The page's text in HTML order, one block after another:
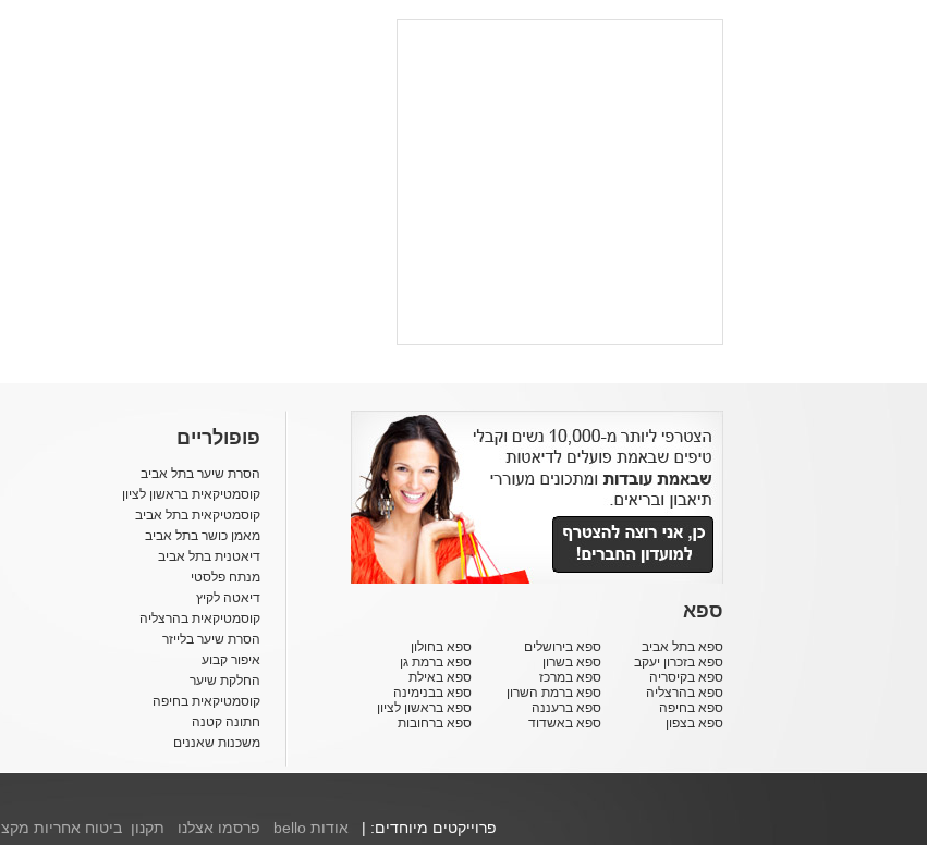
ספא
ספא בתל אביב
ספא בזכרון יעקב
ספא בקיסריה
ספא בהרצליה
ספא בחיפה
ספא בצפון
ספא בירושלים
ספא בשרון
ספא במרכז
ספא ברמת השרון
ספא ברעננה
ספא באשדוד
ספא בחולון
ספא ברמת גן
ספא באילת
ספא בבנימינה
ספא בראשון לציון
ספא ברחובות
פופולריים
הסרת שיער בתל אביב
קוסמטיקאית בראשון לציון
קוסמטיקאית בתל אביב
מאמן כושר בתל אביב
דיאטנית בתל אביב
מנתח פלסטי
דיאטה לקיץ
קוסמטיקאית בהרצליה
הסרת שיער בלייזר
איפור קבוע
החלקת שיער
קוסמטיקאית בחיפה
חתונה קטנה
משכנות שאננים
פרוייקטים מיוחדים: | אודות bello פרסמו אצלנו תקנון ביטוח אחריות